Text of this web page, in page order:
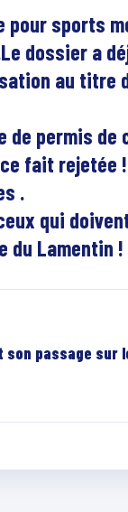
sports
dossier a
au titre
de permis
fait rejetée
.
qui
du Lamentin !
son passage sur